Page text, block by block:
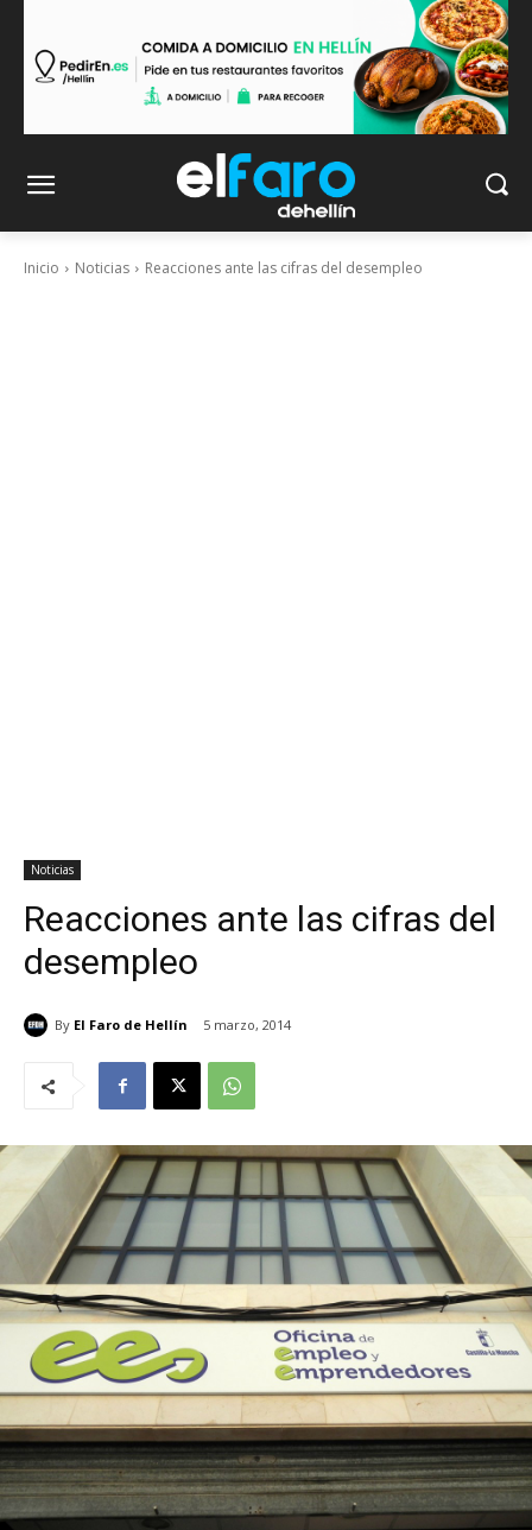
Inicio Noticias Reacciones ante las cifras del desempleo
Noticias
Reacciones ante las cifras del
desempleo
By El Faro de Hellín 5 marzo, 2014